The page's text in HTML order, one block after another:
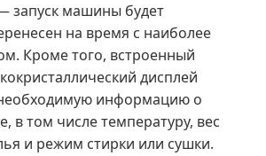
запуск машины будет
на время с наиболее
Кроме того, встроенный
дисплей
информацию о
в том числе температуру, вес
и режим стирки или сушки.